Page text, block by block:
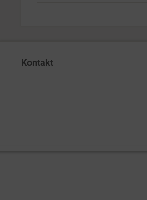
Kontakt